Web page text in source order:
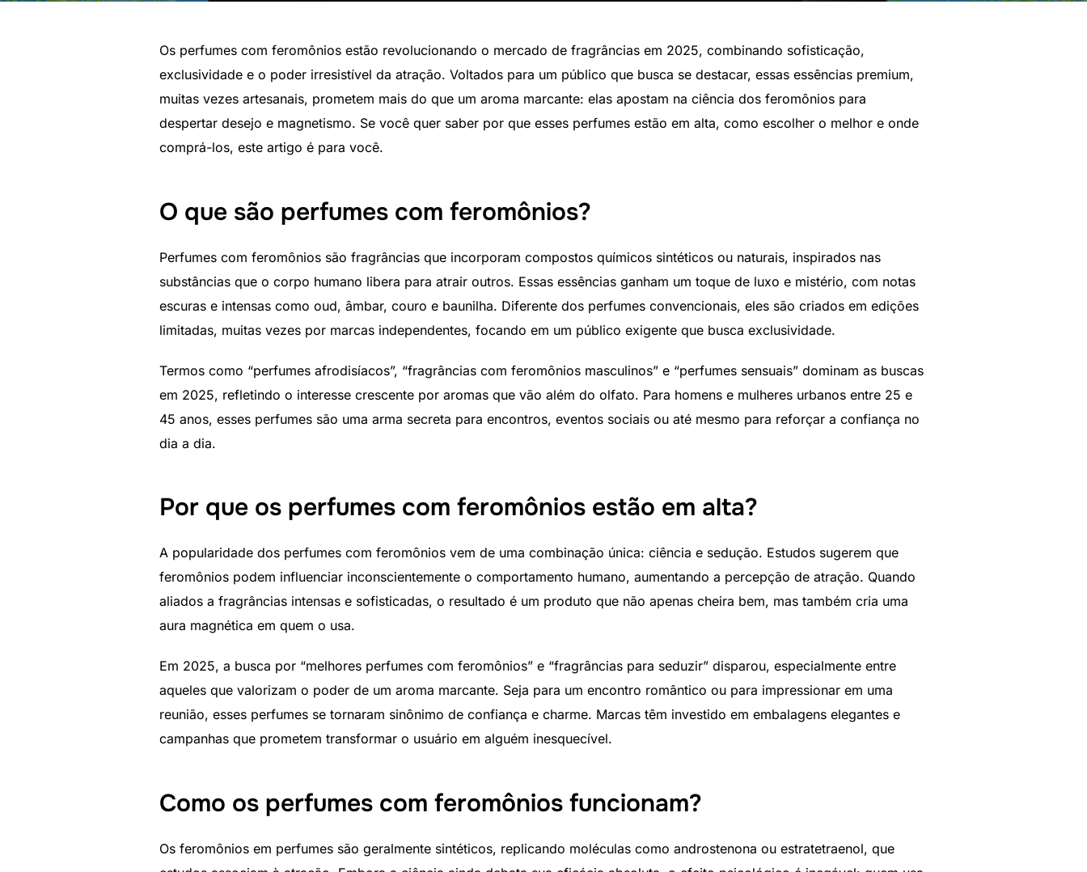
Os perfumes com feromônios estão revolucionando o mercado de fragrâncias em 2025, combinando sofisticação,
exclusividade e o poder irresistível da atração. Voltados para um público que busca se destacar, essas essências premium,
muitas vezes artesanais, prometem mais do que um aroma marcante: elas apostam na ciência dos feromônios para
despertar desejo e magnetismo. Se você quer saber por que esses perfumes estão em alta, como escolher o melhor e onde
comprá-los, este artigo é para você.
O que são perfumes com feromônios?
Perfumes com feromônios são fragrâncias que incorporam compostos químicos sintéticos ou naturais, inspirados nas
substâncias que o corpo humano libera para atrair outros. Essas essências ganham um toque de luxo e mistério, com notas
escuras e intensas como oud, âmbar, couro e baunilha. Diferente dos perfumes convencionais, eles são criados em edições
limitadas, muitas vezes por marcas independentes, focando em um público exigente que busca exclusividade.
Termos como “perfumes afrodisíacos”, “fragrâncias com feromônios masculinos” e “perfumes sensuais” dominam as buscas
em 2025, refletindo o interesse crescente por aromas que vão além do olfato. Para homens e mulheres urbanos entre 25 e
45 anos, esses perfumes são uma arma secreta para encontros, eventos sociais ou até mesmo para reforçar a confiança no
dia a dia.
Por que os perfumes com feromônios estão em alta?
A popularidade dos perfumes com feromônios vem de uma combinação única: ciência e sedução. Estudos sugerem que
feromônios podem influenciar inconscientemente o comportamento humano, aumentando a percepção de atração. Quando
aliados a fragrâncias intensas e sofisticadas, o resultado é um produto que não apenas cheira bem, mas também cria uma
aura magnética em quem o usa.
Em 2025, a busca por “melhores perfumes com feromônios” e “fragrâncias para seduzir” disparou, especialmente entre
aqueles que valorizam o poder de um aroma marcante. Seja para um encontro romântico ou para impressionar em uma
reunião, esses perfumes se tornaram sinônimo de confiança e charme. Marcas têm investido em embalagens elegantes e
campanhas que prometem transformar o usuário em alguém inesquecível.
Como os perfumes com feromônios funcionam?
Os feromônios em perfumes são geralmente sintéticos, replicando moléculas como androstenona ou estratetraenol, que